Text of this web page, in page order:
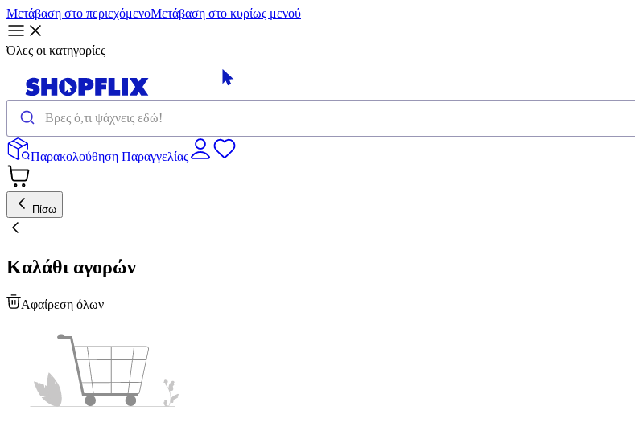
Μετάβαση στο περιεχόμενοΜετάβαση στο κυρίως μενού
Όλες οι κατηγορίες
Παρακολούθηση Παραγγελίας
Πίσω
Καλάθι αγορών
Αφαίρεση όλων